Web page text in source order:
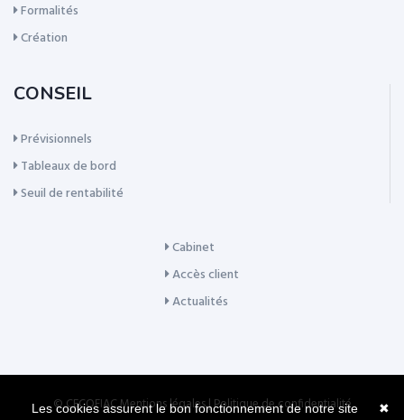
Formalités
Création
CONSEIL
Prévisionnels
Tableaux de bord
Seuil de rentabilité
Cabinet
Accès client
Actualités
© CECOFIACMentions légales|Politique de confidentialité ✖
Les cookies assurent le bon fonctionnement de notre site